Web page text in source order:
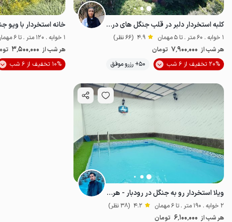
کلبه استخردار دلبر در قلب جنگل های درفک
1 خوابه . 60 متر . تا 5 مهمان 4.9 (66 نظر)
هر شب از 7٬900٬000 تومان
20% تخفیف از 6 شب
50+ رزرو موفق خوش منظره
1 خوابه . 120 متر . تا 6 مهمان
هر شب از 3٬500٬000
10% تخفیف از 6 شب
ویلا استخردار رو به جنگل در رودبار - هرکیان
2 خوابه . 190 متر . تا 6 مهمان 4.2 (38 نظر)
هر شب از 6٬100٬000 تومان